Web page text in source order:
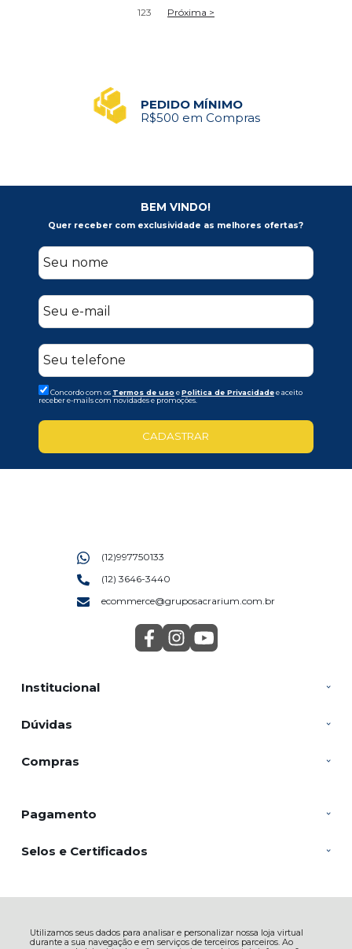
Utilizamos seus dados para analisar e personalizar nossa loja virtual
durante a sua navegação e em serviços de terceiros parceiros. Ao
123 Próxima >
PEDIDO MÍNIMO
R$500 em Compras
BEM VINDO!
Quer receber com exclusividade as melhores ofertas?
Concordo com os Termos de uso ePolitica de Privacidadee aceito
receber e-mails com novidades e promoções.
CADASTRAR
Institucional
Dúvidas
Compras
(12)997750133
(12) 3646-3440
ecommerce@gruposacrarium.com.br
Pagamento
Selos e Certificados
CNPJ: 05.810.412/0001-00 | © Todos os direitos reservados - Casa da Mãe
Artigos Religiosos - 2026